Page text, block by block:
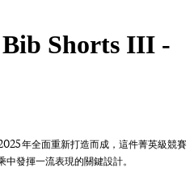
Bib Shorts III -
年全面重新打造而成，這件菁英級競賽
發揮一流表現的關鍵設計。